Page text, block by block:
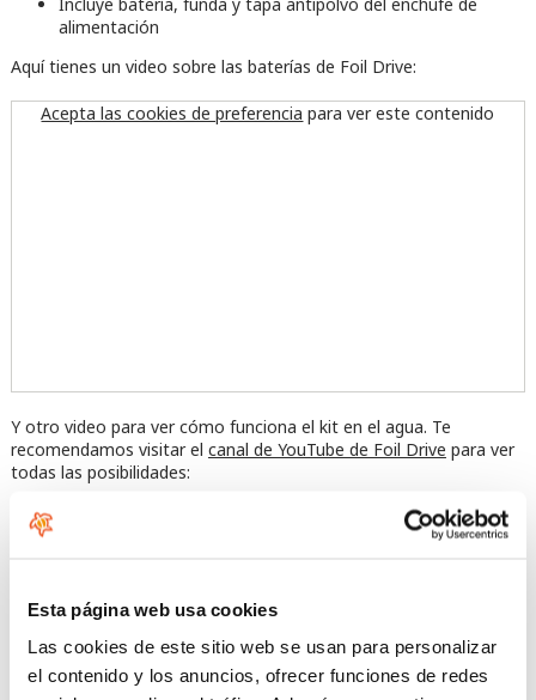
Esta página web usa cookies
Las cookies de este sitio web se usan para personalizar
el contenido y los anuncios, ofrecer funciones de redes
alimentación
Aquí tienes un video sobre las baterías de Foil Drive:
Acepta las cookies de preferencia para ver este contenido
Y otro video para ver cómo funciona el kit en el agua. Te
recomendamos visitar el canal de YouTube de Foil Drive para ver
todas las posibilidades:
Acepta las cookies de preferencia para ver este contenido